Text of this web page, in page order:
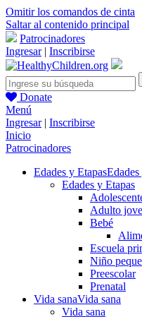
Omitir los comandos de cinta
Saltar al contenido principal
Patrocinadores
Ingresar| Inscribirse
Donate
Menú
Ingresar| Inscribirse
Inicio
Patrocinadores
Edades y Etapas
Edades y Etapas
Adulto
Bebé
Escuela
Niño
Preescolar
Prenatal
Vida sanaVida sana
Vida sana